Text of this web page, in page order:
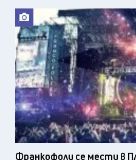
Франкофоли се мести в